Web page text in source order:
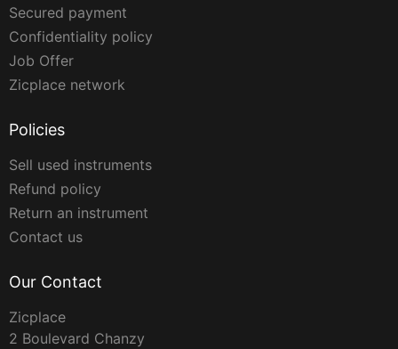
Secured payment
Confidentiality policy
Job Offer
Zicplace network
Policies
Sell used instruments
Refund policy
Return an instrument
Contact us
Our Contact
Zicplace
2 Boulevard Chanzy